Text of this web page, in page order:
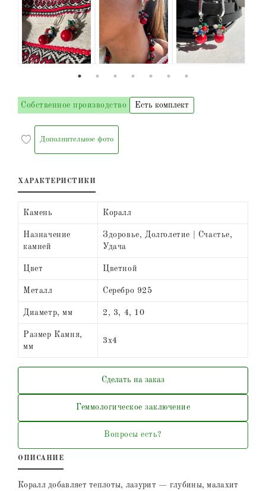
Собственное производство Есть комплект
Дополнительное фото
ХАРАКТЕРИСТИКИ
Камень Коралл
Назначение
камней
Здоровье, Долголетие | Счастье,
Удача
Цвет Цветной
Металл Серебро 925
Диаметр, мм 2, 3, 4, 10
Размер Камня,
мм
3х4
Сделать на заказ
Геммологическое заключение
Вопросы есть?
ОПИСАНИЕ
Коралл добавляет теплоты, лазурит — глубины, малахит